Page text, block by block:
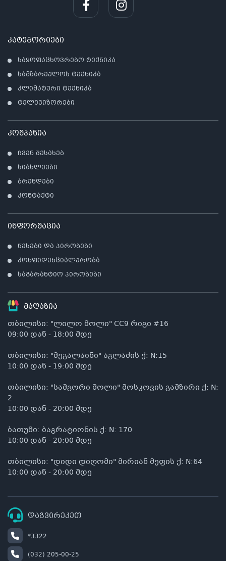
კატეგორიები
საყოფაცხოვრებო ტექნიკა
სამზარეულოს ტექნიკა
კლიმატური ტექნიკა
ტელევიზორები
კომპანია
ჩვენ შესახებ
სიახლეები
ბრენდები
კონტაქტი
ინფორმაცია
წესები და პირობები
კონფიდენციალურობა
საგარანტიო პირობები
მაღაზია
თბილისი: "ლილო მოლი" CC9 რიგი #16
09:00 დან - 18:00 მდე
თბილისი: "მეგალაინი" აგლაძის ქ: N:15
10:00 დან - 19:00 მდე
თბილისი: "სამგორი მოლი" მოსკოვის გამზირი ქ: N:
2
10:00 დან - 20:00 მდე
ბათუმი: ბაგრატიონის ქ: N: 170
10:00 დან - 20:00 მდე
თბილისი: "დიდი დიღომი" მირიან მეფის ქ: N:64
10:00 დან - 20:00 მდე
დაგვირეკეთ
*3322
(032) 205-00-25